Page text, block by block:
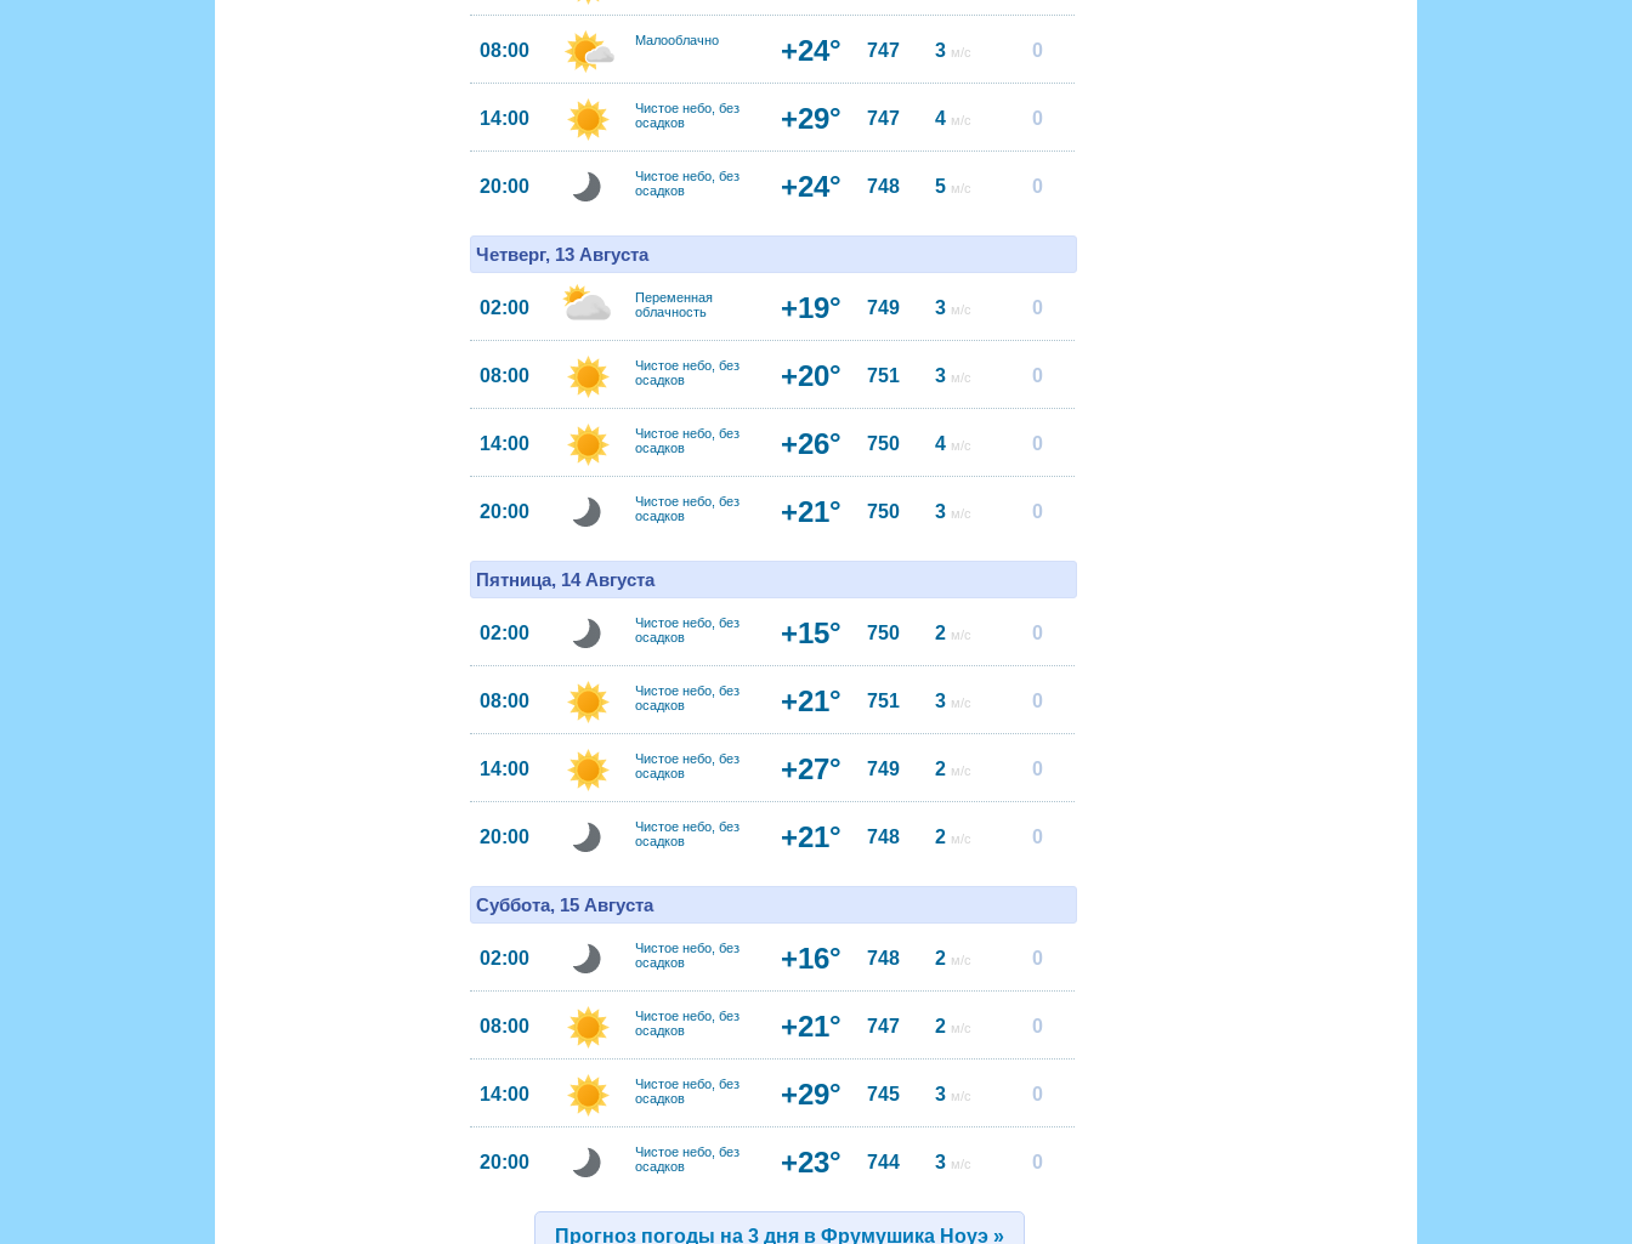
08:00 Малооблачно +24° 747 3 м/с 0
14:00
Чистое небо, без
осадков
+29° 747 4 м/с 0
20:00
Чистое небо, без
осадков
+24° 748 5 м/с 0
Четверг, 13 Августа
02:00
Переменная
облачность
+19° 749 3 м/с 0
08:00
Чистое небо, без
осадков
+20° 751 3 м/с 0
14:00
Чистое небо, без
осадков
+26° 750 4 м/с 0
20:00
Чистое небо, без
осадков
+21° 750 3 м/с 0
Пятница, 14 Августа
02:00
Чистое небо, без
осадков
+15° 750 2 м/с 0
08:00
Чистое небо, без
осадков
+21° 751 3 м/с 0
14:00
Чистое небо, без
осадков
+27° 749 2 м/с 0
20:00
Чистое небо, без
осадков
+21° 748 2 м/с 0
Суббота, 15 Августа
02:00
Чистое небо, без
осадков
+16° 748 2 м/с 0
08:00
Чистое небо, без
осадков
+21° 747 2 м/с 0
14:00
Чистое небо, без
осадков
+29° 745 3 м/с 0
20:00
Чистое небо, без
осадков
+23° 744 3 м/с 0
Прогноз погоды на 3 дня в Фрумушика Ноуэ »